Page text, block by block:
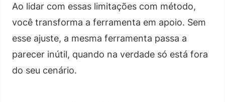
Ao lidar com essas limitações com método,
você transforma a ferramenta em apoio. Sem
esse ajuste, a mesma ferramenta passa a
parecer inútil, quando na verdade só está fora
do seu cenário.